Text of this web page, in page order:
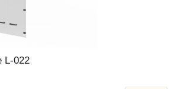
L-022